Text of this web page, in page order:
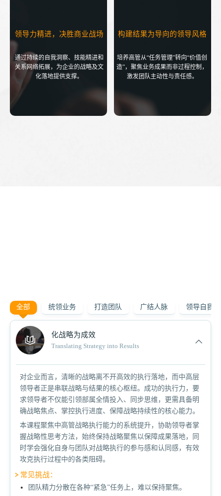
领导力精进，决胜商业战场
通过持续的自我洞察、技能精进和
关系网络拓展，为企业的战略及文
化落地提供支撑。
构建结果为导向的领导风格
培养高管从“任务管理”转向“价值创
造”，聚焦业务成果而非过程控制，
激发团队主动性与责任感。
全部 统领业务 打造团队 广结人脉 领导自我
化战略为成效
Translating Strategy into Results
对企业而言，清晰的战略离不开高效的执行落地，而中高层
领导者正是串联战略与结果的核心枢纽。成功的执行力，要
求领导者不仅能引领部属全情投入、同步思维，更需具备明
确战略焦点、掌控执行进度、保障战略持续性的核心能力。
本课程聚焦中高管战略执行能力的系统提升，协助领导者掌
握战略性思考方法，始终保持战略聚焦以保障成果落地，同
时学会强化自身与团队对战略执行的参与感和认同感，有效
攻克执行过程中的各类阻碍。
常见挑战：
团队精力分散在各种“紧急”任务上，难以保持聚焦。